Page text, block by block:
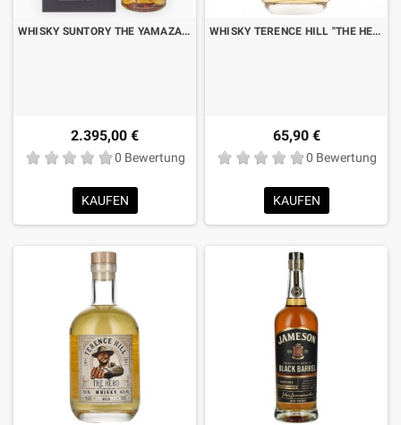
WHISKY SUNTORY THE YAMAZAKI 18 YO 100. JAHRESTAG CL.70 MIT ETUI
2.395,00 €
0 Bewertung
KAUFEN
WHISKY TERENCE HILL "THE HERO" RAUCHIG CL.70
65,90 €
0 Bewertung
KAUFEN